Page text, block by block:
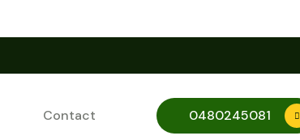
Contact 0480245081